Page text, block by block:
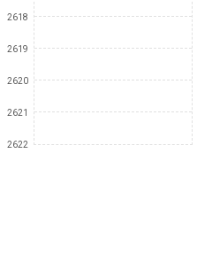
2618
2619
2620
2621
2622